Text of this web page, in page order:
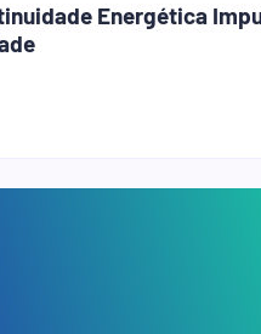
Energética